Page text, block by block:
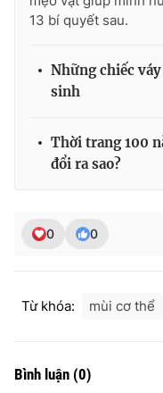
THỜI BÁO VTV
Theo dõi báo trên
Cơ quan chủ quản:
Tổng Biên tập:
Vũ
Tổng đài VTV:
13 bí quyết sau.
Những chiếc
sinh
Thời trang 100
đổi ra sao?
0 0
Từ khóa: mùi cơ thể
Bình luận (0)